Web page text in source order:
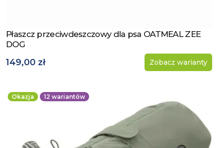
Zobacz produkt
Płaszcz przeciwdeszczowy dla psa OATMEAL ZEE
DOG
149,00 zł Zobacz warianty
Okazja 12 wariantów